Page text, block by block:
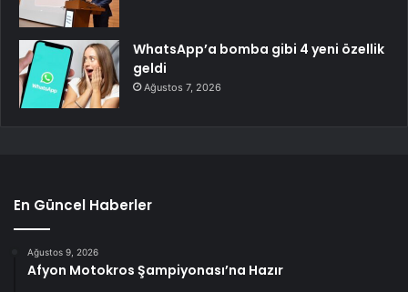
WhatsApp’a bomba gibi 4 yeni özellik
geldi
Ağustos 7, 2026
En Güncel Haberler
Ağustos 9, 2026
Afyon Motokros Şampiyonası’na Hazır